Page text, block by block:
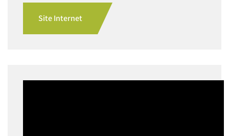
Site Internet